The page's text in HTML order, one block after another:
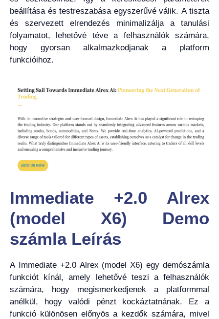
beállítása és testreszabása egyszerűvé válik. A tiszta
és szervezett elrendezés minimalizálja a tanulási
folyamatot, lehetővé téve a felhasználók számára,
hogy gyorsan alkalmazkodjanak a platform
funkcióihoz.
Immediate +2.0 Alrex
(model X6) Demo
számla Leírás
A Immediate +2.0 Alrex (model X6) egy demószámla
funkciót kínál, amely lehetővé teszi a felhasználók
számára, hogy megismerkedjenek a platformmal
anélkül, hogy valódi pénzt kockáztatnának. Ez a
funkció különösen előnyös a kezdők számára, mivel